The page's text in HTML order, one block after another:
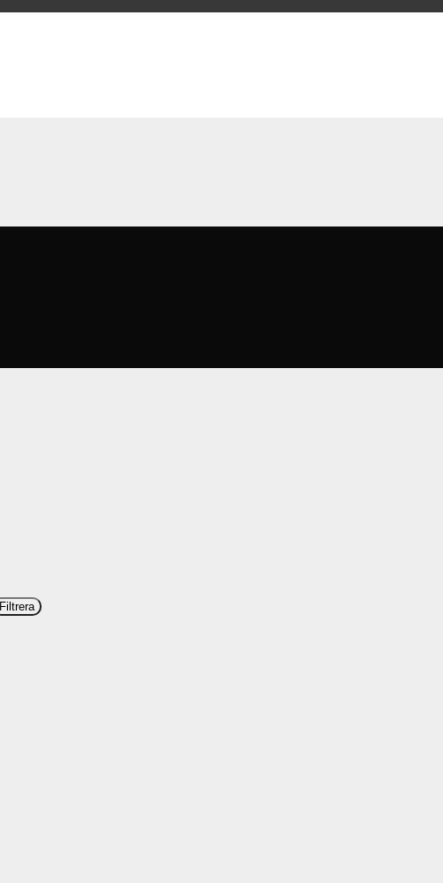
Filtrera